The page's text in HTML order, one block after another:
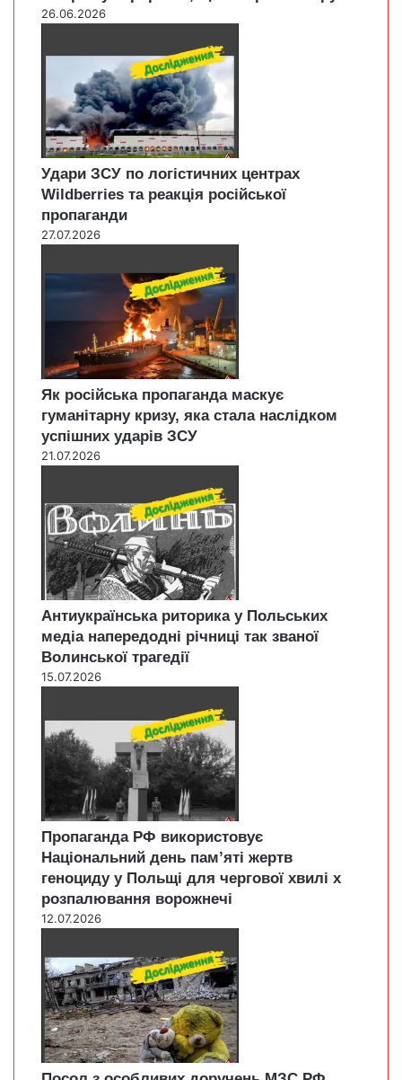
26.06.2026
Удари ЗСУ по логістичних центрах
Wildberries та реакція російської
пропаганди
27.07.2026
Як російська пропаганда маскує
гуманітарну кризу, яка стала наслідком
успішних ударів ЗСУ
21.07.2026
Антиукраїнська риторика у Польських
медіа напередодні річниці так званої
Волинської трагедії
15.07.2026
Пропаганда РФ використовує
Національний день пам’яті жертв
геноциду у Польщі для чергової хвилі х
розпалювання ворожнечі
12.07.2026